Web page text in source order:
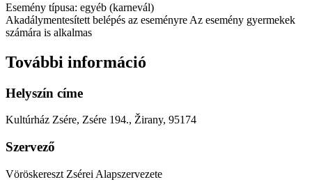
Esemény típusa: egyéb (karnevál)
Akadálymentesített belépés az eseményre Az esemény gyermekek
számára is alkalmas
További információ
Helyszín címe
Kultúrház Zsére, Zsére 194., Žirany, 95174
Szervező
Vöröskereszt Zsérei Alapszervezete